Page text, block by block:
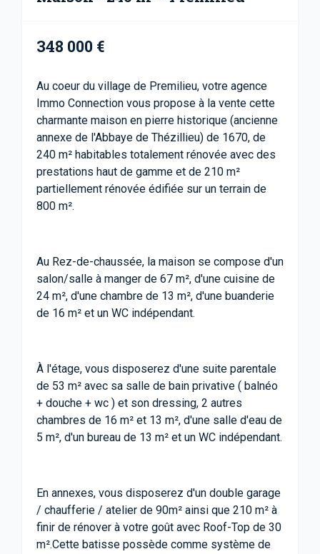
348 000 €
Au coeur du village de Premilieu, votre agence
Immo Connection vous propose à la vente cette
charmante maison en pierre historique (ancienne
annexe de l'Abbaye de Thézillieu) de 1670, de
240 m² habitables totalement rénovée avec des
prestations haut de gamme et de 210 m²
partiellement rénovée édifiée sur un terrain de
800 m².
Au Rez-de-chaussée, la maison se compose d'un
salon/salle à manger de 67 m², d'une cuisine de
24 m², d'une chambre de 13 m², d'une buanderie
de 16 m² et un WC indépendant.
À l'étage, vous disposerez d'une suite parentale
de 53 m² avec sa salle de bain privative ( balnéo
+ douche + wc ) et son dressing, 2 autres
chambres de 16 m² et 13 m², d'une salle d'eau de
5 m², d'un bureau de 13 m² et un WC indépendant.
En annexes, vous disposerez d'un double garage
/ chaufferie / atelier de 90m² ainsi que 210 m² à
finir de rénover à votre goût avec Roof-Top de 30
m².Cette batisse possède comme système de